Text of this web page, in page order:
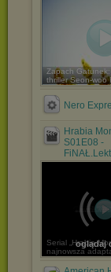
Zapach Gatunek:
thriller Seon-woo
Nero
Hrabia
S01E08 -
oglądaj
Serial „Hrabia
najnowsza